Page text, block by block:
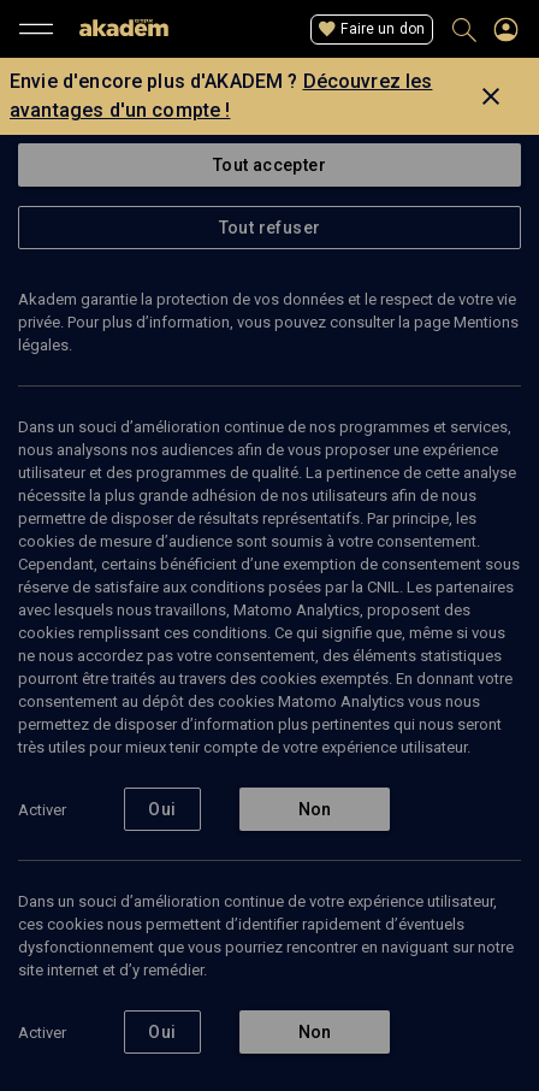
Faire un don
Envie d'encore plus d'AKADEM ? Découvrez les
avantages d'un compte !
Voir le site de l’organisateur
Ajouter Partager J’aime
Abonnez-vous à notre newsletter
Nos Chaines Qui sommes-nous ?
Tout accepter
Tout refuser
Akadem garantie la protection de vos données et le respect de votre vie
privée. Pour plus d’information, vous pouvez consulter la page Mentions
légales.
Dans un souci d’amélioration continue de nos programmes et services,
nous analysons nos audiences afin de vous proposer une expérience
utilisateur et des programmes de qualité. La pertinence de cette analyse
nécessite la plus grande adhésion de nos utilisateurs afin de nous
permettre de disposer de résultats représentatifs. Par principe, les
cookies de mesure d’audience sont soumis à votre consentement.
Cependant, certains bénéficient d’une exemption de consentement sous
réserve de satisfaire aux conditions posées par la CNIL. Les partenaires
avec lesquels nous travaillons, Matomo Analytics, proposent des
cookies remplissant ces conditions. Ce qui signifie que, même si vous
ne nous accordez pas votre consentement, des éléments statistiques
pourront être traités au travers des cookies exemptés. En donnant votre
consentement au dépôt des cookies Matomo Analytics vous nous
permettez de disposer d’information plus pertinentes qui nous seront
très utiles pour mieux tenir compte de votre expérience utilisateur.
Activer Oui Non
Dans un souci d’amélioration continue de votre expérience utilisateur,
ces cookies nous permettent d’identifier rapidement d’éventuels
dysfonctionnement que vous pourriez rencontrer en naviguant sur notre
site internet et d’y remédier.
Activer Oui Non